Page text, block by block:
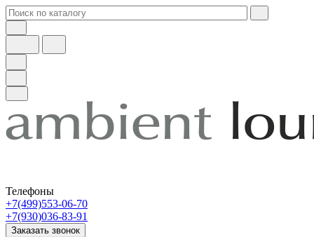
Телефоны
+7(499)553-06-70
+7(930)036-83-91
Заказать звонок